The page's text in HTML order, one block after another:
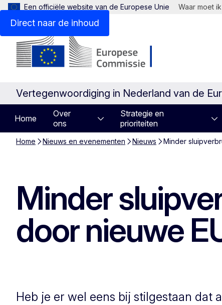
Direct naar de inhoud
Een officiële website van de Europese Unie Waar moet
Vertegenwoordiging in Nederland van de
Home
Over
ons
Strategie en
prioriteiten
Home Nieuws en evenementen Nieuws Minder
Minder
door nieuwe
Heb je er wel eens bij stilgestaan dat